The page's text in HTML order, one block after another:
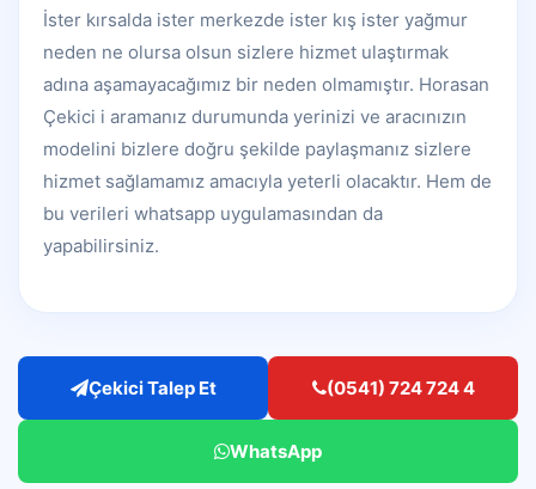
İster kırsalda ister merkezde ister kış ister yağmur
neden ne olursa olsun sizlere hizmet ulaştırmak
adına aşamayacağımız bir neden olmamıştır. Horasan
Çekici i aramanız durumunda yerinizi ve aracınızın
modelini bizlere doğru şekilde paylaşmanız sizlere
hizmet sağlamamız amacıyla yeterli olacaktır. Hem de
bu verileri whatsapp uygulamasından da
yapabilirsiniz.
Çekici Talep Et (0541) 724 724 4
WhatsApp